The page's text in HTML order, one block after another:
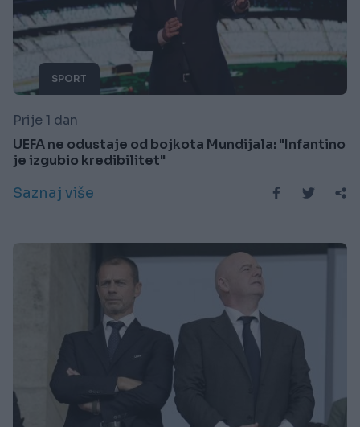
SPORT
Prije 1 dan
UEFA ne odustaje od bojkota Mundijala: "Infantino
je izgubio kredibilitet"
Saznaj više